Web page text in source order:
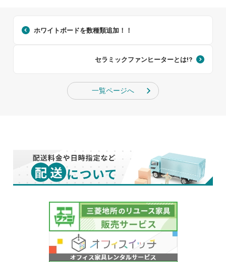
ホワイトボードを数種類追加！！
セラミックファンヒーターとは!?
一覧ページへ